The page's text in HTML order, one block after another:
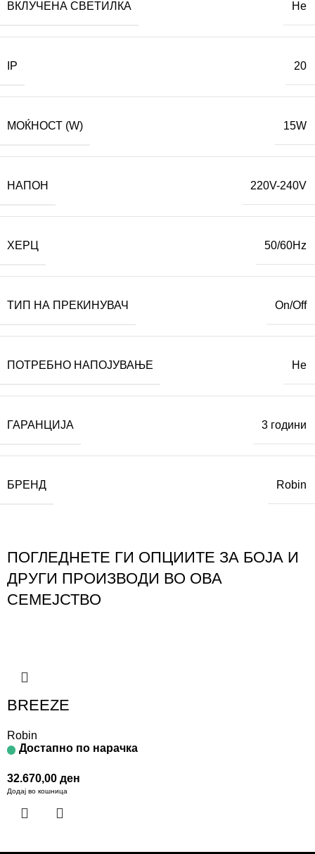
ВКЛУЧЕНА СВЕТИЛКА Не
IP 20
МОЌНОСТ (W) 15W
НАПОН 220V-240V
ХЕРЦ 50/60Hz
ТИП НА ПРЕКИНУВАЧ On/Off
ПОТРЕБНО НАПОЈУВАЊЕ Не
ГАРАНЦИЈА 3 години
БРЕНД Robin
ПОГЛЕДНЕТЕ ГИ ОПЦИИТЕ ЗА БОЈА И
ДРУГИ ПРОИЗВОДИ ВО ОВА
СЕМЕЈСТВО
BREEZE
Robin
Достапно по нарачка
32.670,00 ден
Додај во кошница